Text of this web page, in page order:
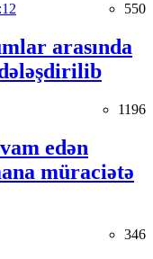
550
arasında
1196
edən
müraciətə
346